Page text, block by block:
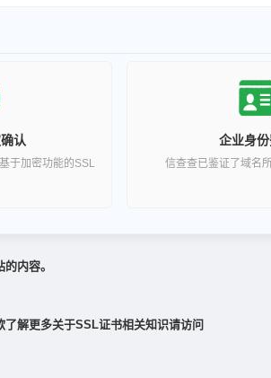
认
于加密功能的SSL
企业身
信查查已鉴证了域名
内容。
解更多关于SSL证书相关知识请访问